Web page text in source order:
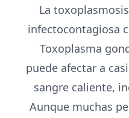
La
infectocontagiosa
Toxoplasma
puede afectar a
sangre caliente,
Aunque muchas